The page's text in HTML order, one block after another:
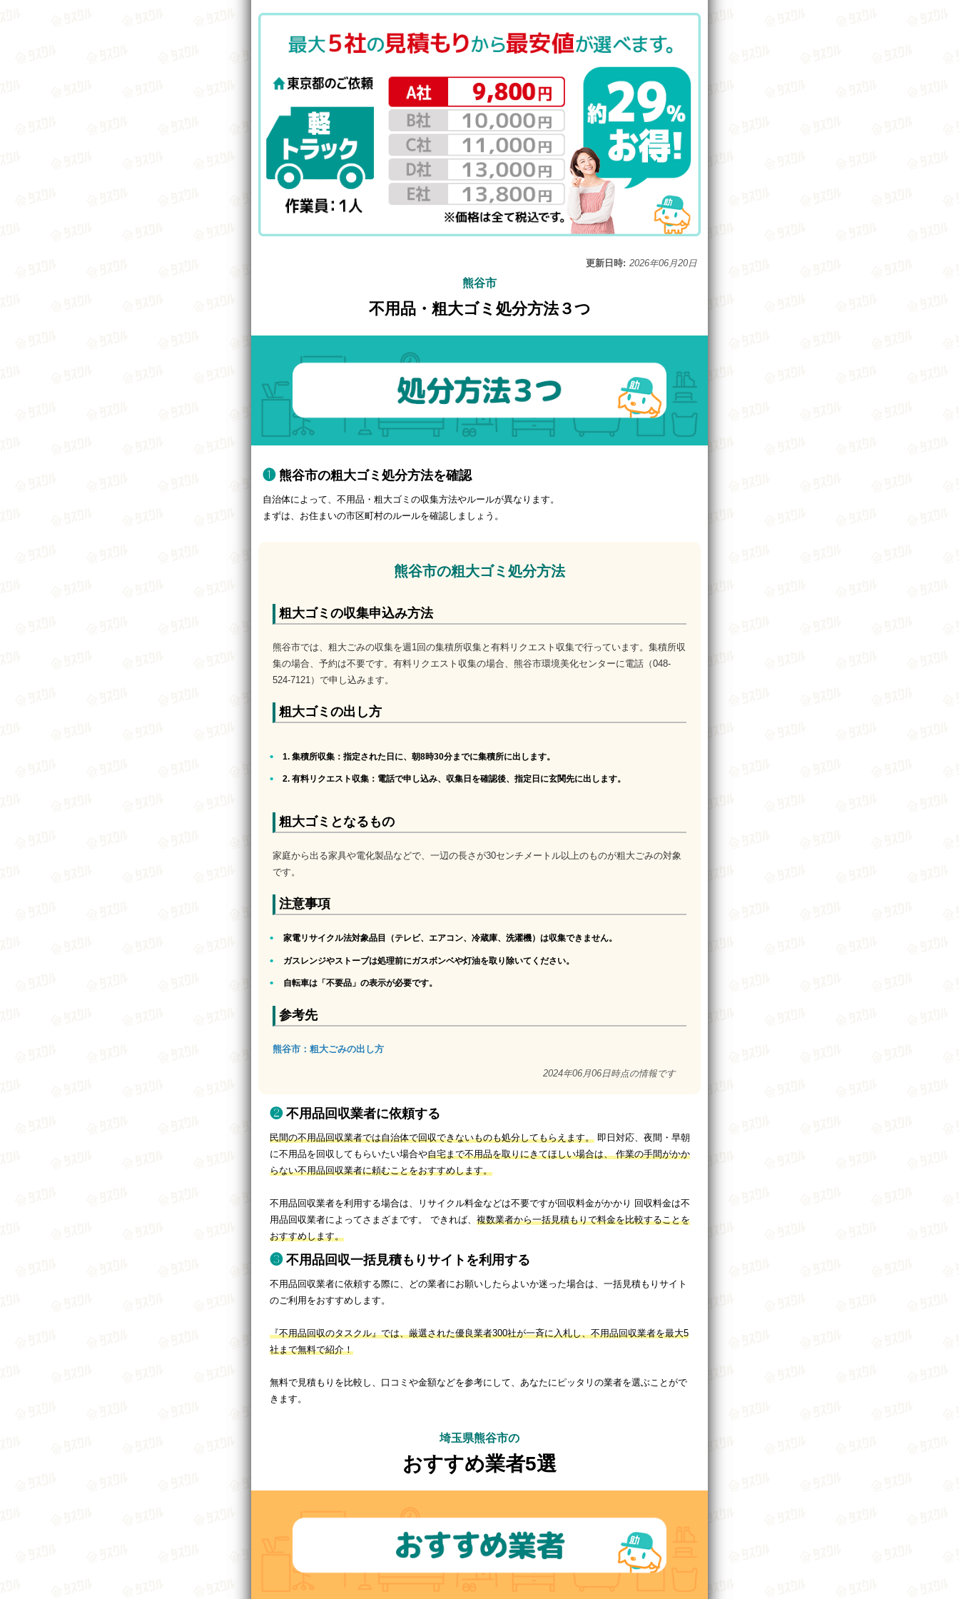
更新日時: 2026年06月20日
熊谷市
不用品・粗大ゴミ処分方法３つ
熊谷市の粗大ゴミ処分方法を確認
自治体によって、不用品・粗大ゴミの収集方法やルールが異なります。
まずは、お住まいの市区町村のルールを確認しましょう。
熊谷市の粗大ゴミ処分方法
粗大ゴミの収集申込み方法
熊谷市では、粗大ごみの収集を週1回の集積所収集と有料リクエスト収集で行っています。集積所収
集の場合、予約は不要です。有料リクエスト収集の場合、熊谷市環境美化センターに電話（048-
524-7121）で申し込みます。
粗大ゴミの出し方
1. 集積所収集 ：指定された日に、朝8時30分までに集積所に出します。
2. 有料リクエスト収集 ：電話で申し込み、収集日を確認後、指定日に玄関先に出します。
粗大ゴミとなるもの
家庭から出る家具や電化製品などで、一辺の長さが30センチメートル以上のものが粗大ごみの対象
です。
注意事項
家電リサイクル法対象品目（テレビ、エアコン、冷蔵庫、洗濯機）は収集できません。
ガスレンジやストーブは処理前にガスボンベや灯油を取り除いてください。
自転車は「不要品」の表示が必要です。
参考先
熊谷市：粗大ごみの出し方
2024年06月06日時点の情報です
不用品回収業者に依頼する
民間の不用品回収業者では自治体で回収できないものも処分してもらえます。即日対応、夜間・早朝
に不用品を回収してもらいたい場合や自宅まで不用品を取りにきてほしい場合は、 作業の手間がかか
らない不用品回収業者に頼むことをおすすめします。
不用品回収業者を利用する場合は、リサイクル料金などは不要ですが回収料金がかかり 回収料金は不
用品回収業者によってさまざまです。 できれば、 複数業者から一括見積もりで料金を比較することを
おすすめします。
不用品回収一括見積もりサイトを利用する
不用品回収業者に依頼する際に、どの業者にお願いしたらよいか迷った場合は、一括見積もりサイト
のご利用をおすすめします。
『不用品回収のタスクル』では、厳選された優良業者300社が一斉に入札し、不用品回収業者を最大5
社まで無料で紹介！
無料で見積もりを比較し、口コミや金額などを参考にして、あなたにピッタリの業者を選ぶことがで
きます。
埼玉県熊谷市の
おすすめ業者5選